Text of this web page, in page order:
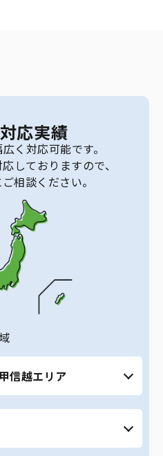
応実績
く対応可能です。
しておりますので、
相談ください。
信越エリア
など） ｜ 青森県 ｜ 秋
｜ 福島県 ｜ 富山県
野県 ｜ 山梨県 ｜ 新潟